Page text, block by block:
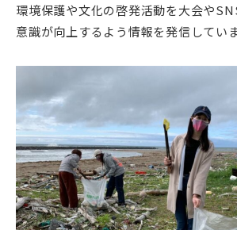
環境保護や文化の啓発活動を大会や
意識が向上するよう情報を発信してい